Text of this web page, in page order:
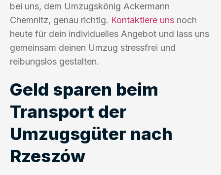
bei uns, dem Umzugskönig Ackermann
Chemnitz, genau richtig. Kontaktiere uns noch
heute für dein individuelles Angebot und lass uns
gemeinsam deinen Umzug stressfrei und
reibungslos gestalten.
Geld sparen beim
Transport der
Umzugsgüter nach
Rzeszów